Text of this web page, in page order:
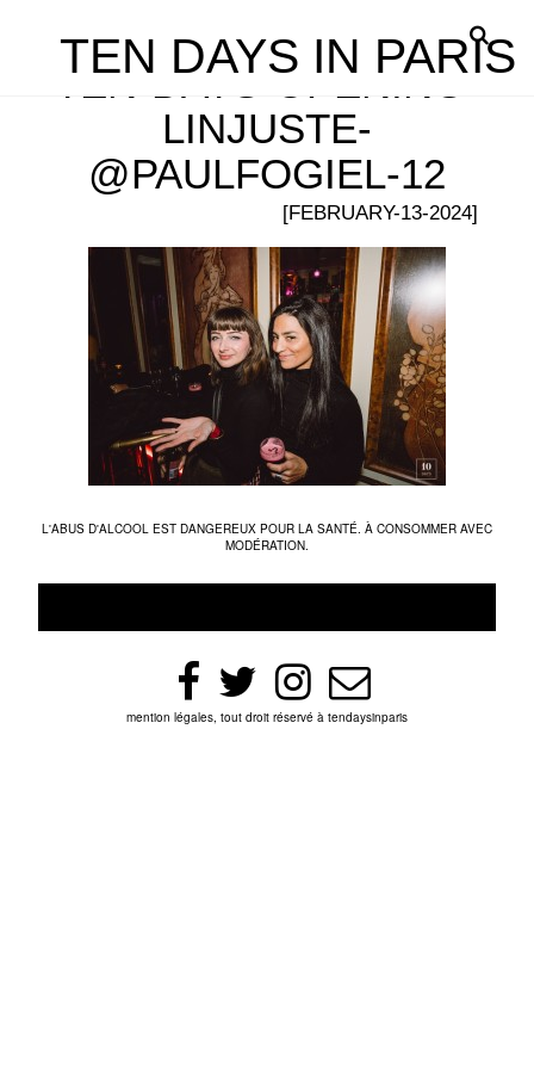
TEN DAYS IN PARIS
TEN-DAYS-OPENING-
LINJUSTE-
@PAULFOGIEL-12
[FEBRUARY-13-2024]
L'ABUS D'ALCOOL EST DANGEREUX POUR LA SANTÉ. À CONSOMMER AVEC
MODÉRATION.
mention légales, tout droit réservé à tendaysinparis